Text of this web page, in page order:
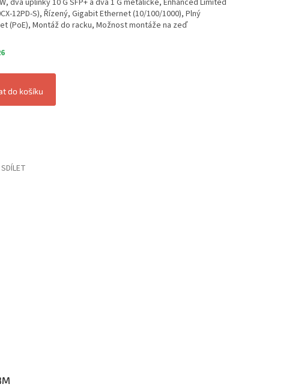
do košíku
dva uplinky 10 G SFP+ a dva 1 G metalické, Enhanced Limited
12PD-S), Řízený, Gigabit Ethernet (10/100/1000), Plný
(PoE), Montáž do racku, Možnost montáže na zeď
SDÍLET